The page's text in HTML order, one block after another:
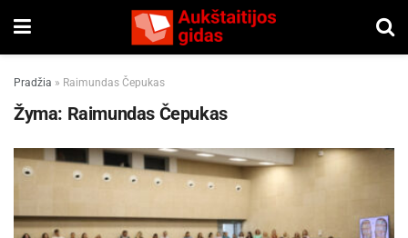
Pradžia » Raimundas Čepukas
Žyma: Raimundas Čepukas